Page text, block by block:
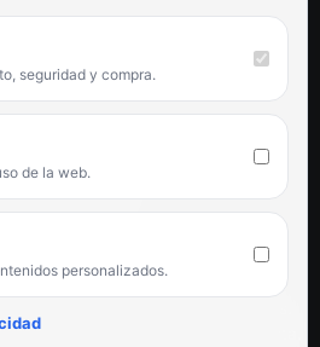
5 EN GOOGLE
ocasiones y siempre dan respuesta.
seguridad y compra.
de la web.
personalizados.